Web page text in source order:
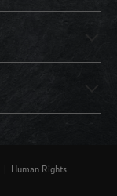
Human Rights